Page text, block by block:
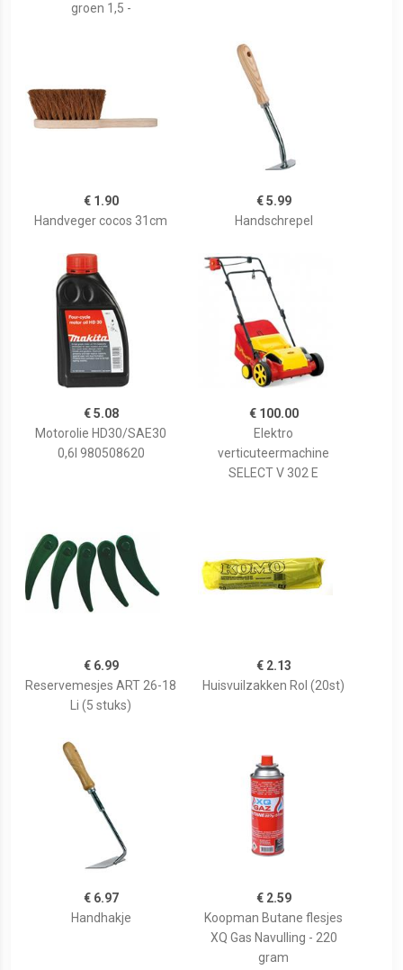
groen 1,5 -
€ 1.90
Handveger cocos 31cm
€ 5.99
Handschrepel
€ 5.08
Motorolie HD30/SAE30
0,6l 980508620
€ 100.00
Elektro
verticuteermachine
SELECT V 302 E
€ 6.99
Reservemesjes ART 26-18
Li (5 stuks)
€ 2.13
Huisvuilzakken Rol (20st)
€ 6.97
Handhakje
€ 2.59
Koopman Butane flesjes
XQ Gas Navulling - 220
gram